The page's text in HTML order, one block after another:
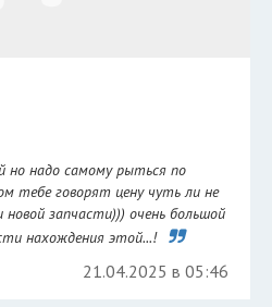
но надо самому рыться по
тебе говорят цену чуть ли не
запчасти))) очень большой
нахождения этой...!
21.04.2025 в 05:46